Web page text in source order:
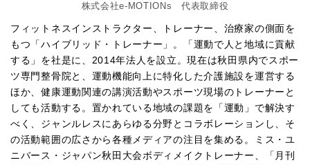
株式会社e-MOTIONs 代表取締役
フィットネスインストラクター、トレーナー、治療家の側面を
もつ「ハイブリッド・トレーナー」。「運動で人と地域に貢献
する」を社是に、2014年法人を設立。現在は秋田県内でスポー
ツ専門整骨院と、運動機能向上に特化した介護施設を運営する
ほか、健康運動関連の講演活動やスポーツ現場のトレーナーと
しても活動する。置かれている地域の課題を「運動」で解決す
べく、ジャンルレスにあらゆる分野とコラボレーションし、そ
の活動範囲の広さから各種メディアの注目を集める。ミス・ユ
ニバース・ジャパン秋田大会ボディメイクトレーナー、「月刊